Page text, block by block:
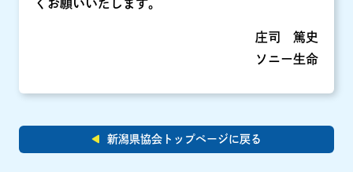
くお願いいたします。
庄司 篤史
ソニー生命
新潟県協会トップページに戻る